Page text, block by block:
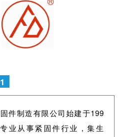
件制造有限公司始建于199
业从事紧固件行业，集生